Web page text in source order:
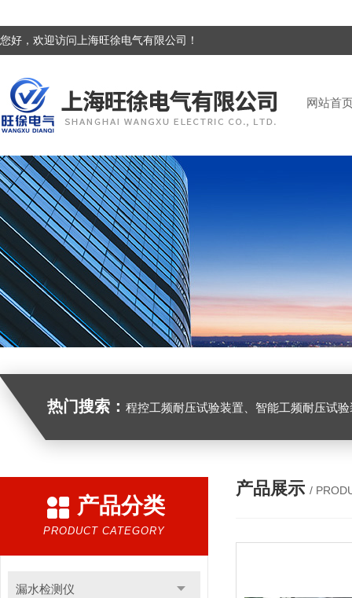
您好，欢迎访问上海旺徐电气有限公司！
网站首
热门搜索： 程控工频耐压试验装置、智能工频耐压试验装置、工频耐压试验装置、工频耐压试验仪、工频耐压试验台、高压耐压试
产品分类
PRODUCT CATEGORY
漏水检测仪
产品展示 /